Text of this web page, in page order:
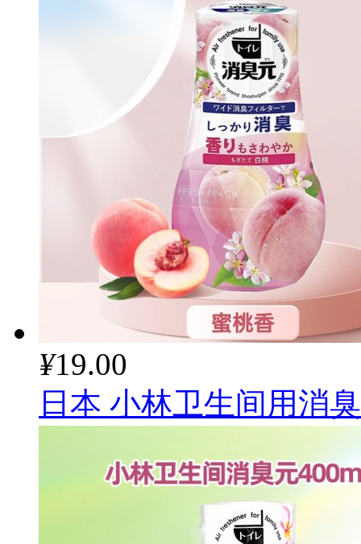
¥19.00
日本 小林卫生间用消